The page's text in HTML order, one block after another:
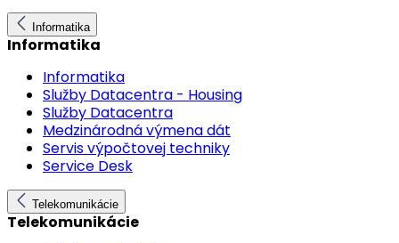
Informatika
Informatika
Informatika
Služby Datacentra - Housing
Služby Datacentra
Medzinárodná výmena dát
Servis výpočtovej techniky
Service Desk
Telekomunikácie
Telekomunikácie